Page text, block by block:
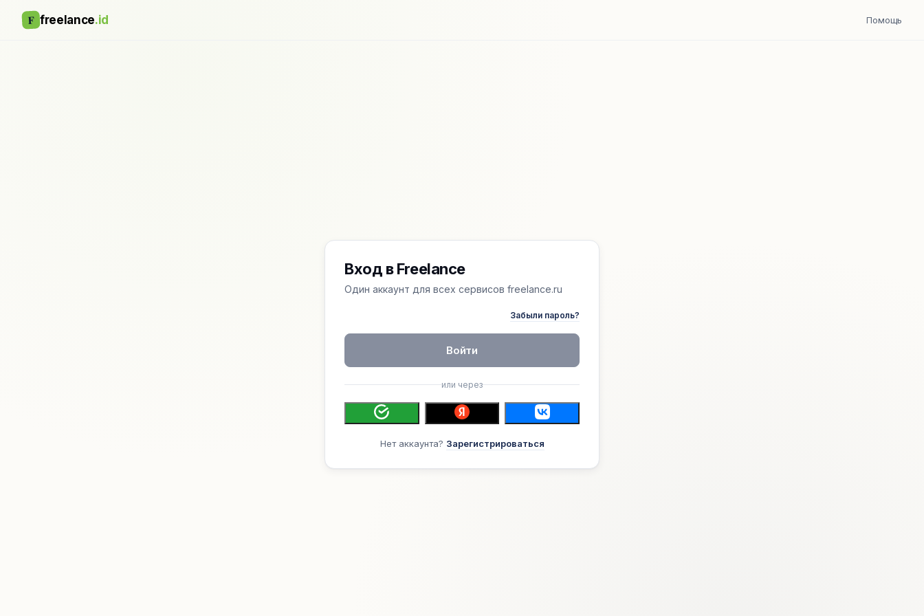
F freelance.id Помощь
Вход в Freelance
Один аккаунт для всех сервисов freelance.ru
Забыли пароль?
Войти
или через
Нет аккаунта? Зарегистрироваться